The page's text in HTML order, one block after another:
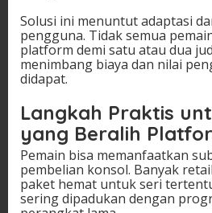
Solusi ini menuntut adaptasi
pengguna. Tidak semua
platform demi satu atau dua
menimbang biaya dan nilai
didapat.
Langkah Praktis
yang Beralih
Pemain bisa memanfaatkan
pembelian konsol. Banyak
paket hemat untuk seri
sering dipadukan dengan